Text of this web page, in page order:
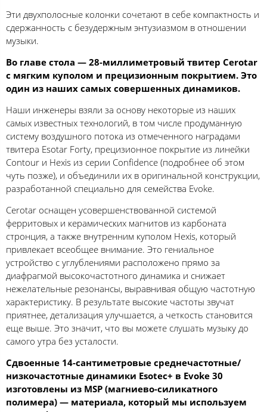
Эти двухполосные колонки сочетают в себе компактность и
сдержанность с безудержным энтузиазмом в отношении
музыки.
Во главе стола — 28-миллиметровый твитер Cerotar
с мягким куполом и прецизионным покрытием. Это
один из наших самых совершенных динамиков.
Наши инженеры взяли за основу некоторые из наших
самых известных технологий, в том числе продуманную
систему воздушного потока из отмеченного наградами
твитера Esotar Forty, прецизионное покрытие из линейки
Contour и Hexis из серии Confidence (подробнее об этом
чуть позже), и объединили их в оригинальной конструкции,
разработанной специально для семейства Evoke.
Cerotar оснащен усовершенствованной системой
ферритовых и керамических магнитов из карбоната
стронция, а также внутренним куполом Hexis, который
привлекает всеобщее внимание. Это гениальное
устройство с углублениями расположено прямо за
диафрагмой высокочастотного динамика и снижает
нежелательные резонансы, выравнивая общую частотную
характеристику. В результате высокие частоты звучат
приятнее, детализация улучшается, а четкость становится
еще выше. Это значит, что вы можете слушать музыку до
самого утра без усталости.
Сдвоенные 14-сантиметровые среднечастотные/
низкочастотные динамики Esotec+ в Evoke 30
изготовлены из MSP (магниево-силикатного
полимера) — материала, который мы используем